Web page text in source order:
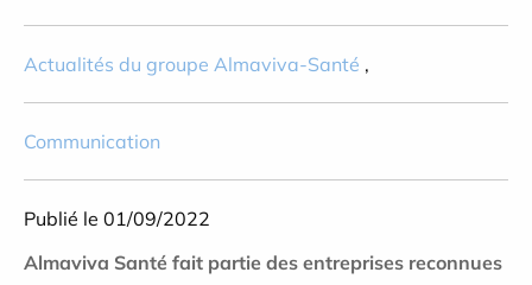
Actualités du groupe Almaviva-Santé ,
Communication
Publié le 01/09/2022
Almaviva Santé fait partie des entreprises reconnues